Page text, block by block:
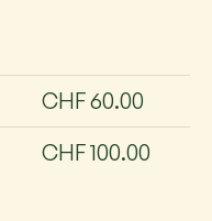
CHF 60.00
CHF 100.00